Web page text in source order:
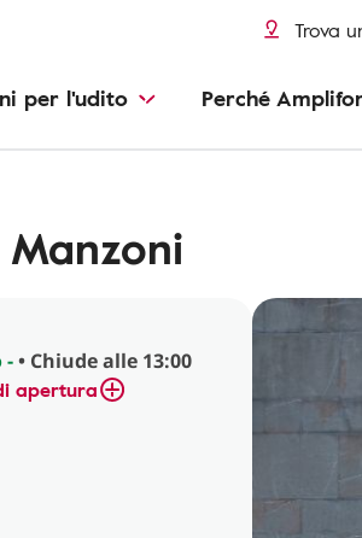
Trova
per l'udito Perché
-• Chiude alle 13:00
apertura